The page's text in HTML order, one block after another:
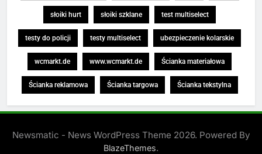
słoiki hurt słoiki szklane test multiselect
testy do policji testy multiselect ubezpieczenie kolarskie
wcmarkt.de www.wcmarkt.de Ścianka materiałowa
Ścianka reklamowa Ścianka targowa Ścianka tekstylna
Newsmatic - News WordPress Theme 2026. Powered By
BlazeThemes.